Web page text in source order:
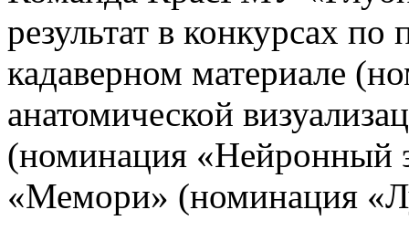
результат в конкурсах
кадаверном материале
анатомической
(номинация «Нейронный
«Мемори» (номинация